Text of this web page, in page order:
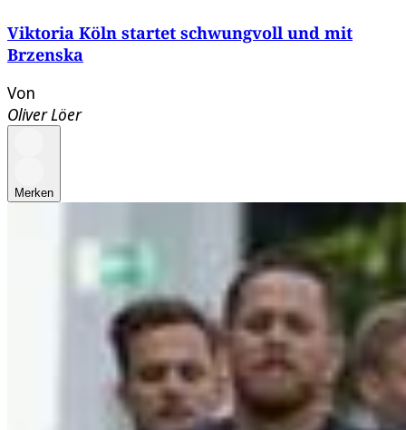
Viktoria Köln startet schwungvoll und mit
Brzenska
Von
Oliver Löer
Merken